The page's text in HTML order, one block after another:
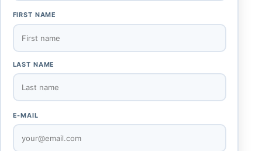
FIRST NAME
LAST NAME
E-MAIL